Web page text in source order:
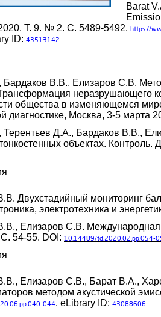
Barat
Т. 9. № 2. С. 5489-5492. https://
ID: 43513142
Бардаков В.В., Елизаров С.В.
неразрушающего
общества в изменяющемся
диагностике, Москва, 3-5 марта
Терентьев Д.А., Бардаков В.В.,
объектах.
Двухстадийный мониторинг
электротехника и
Елизаров С.В. Международная
54-55. DOI: 10.14489/td.2020.02.pp.054-
Елизаров С.В., Барат В.А.,
методом акустической
044. eLibrary ID: 43088606